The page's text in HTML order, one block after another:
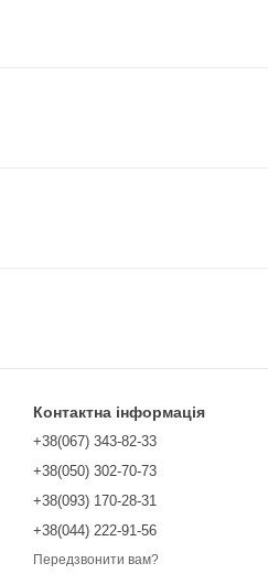
Контактна інформація
+38(067) 343-82-33
+38(050) 302-70-73
+38(093) 170-28-31
+38(044) 222-91-56
Передзвонити вам?